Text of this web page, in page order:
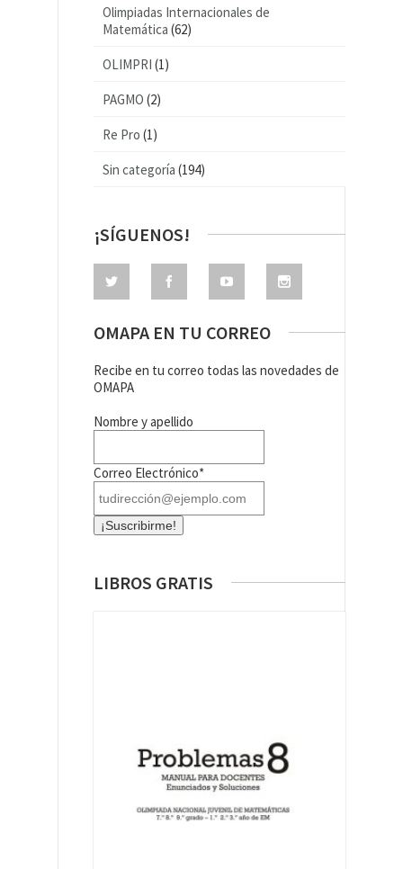
Olimpiadas Internacionales de
Matemática (62)
OLIMPRI (1)
PAGMO (2)
Re Pro (1)
Sin categoría (194)
¡SÍGUENOS!
OMAPA EN TU CORREO
Recibe en tu correo todas las novedades de
OMAPA
Nombre y apellido
Correo Electrónico*
LIBROS GRATIS